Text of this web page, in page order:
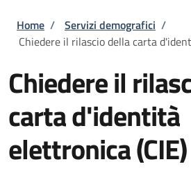
Briciole di pane
Home / Servizi demografici /
Chiedere il rilascio della carta
Chiedere il
carta d'identità
elettronica (CIE)